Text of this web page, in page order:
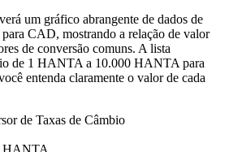
um gráfico abrangente de dados de
CAD, mostrando a relação de valor
de conversão comuns. A lista
de 1 HANTA a 10.000 HANTA para
entenda claramente o valor de cada
de Taxas de Câmbio